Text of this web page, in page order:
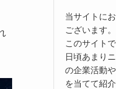
当サイトに
ございます。
このサイト
日頃あまり
の企業活動
を当てて紹